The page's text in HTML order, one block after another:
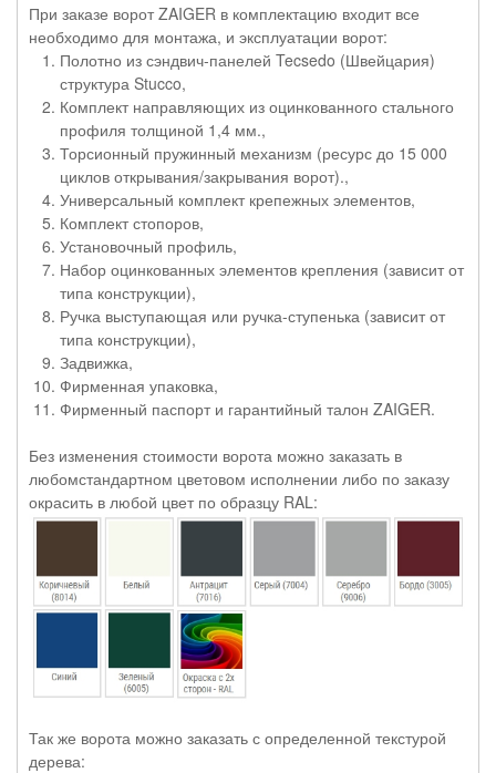
При заказе ворот ZAIGER в комплектацию входит все
необходимо для монтажа, и эксплуатации ворот:
Полотно из сэндвич-панелей Tecsedo (Швейцария)
структура Stucco,
Комплект направляющих из оцинкованного стального
профиля толщиной 1,4 мм.,
Торсионный пружинный механизм (ресурс до 15 000
циклов открывания/закрывания ворот).,
Универсальный комплект крепежных элементов,
Комплект стопоров,
Установочный профиль,
Набор оцинкованных элементов крепления (зависит от
типа конструкции),
Ручка выступающая или ручка-ступенька (зависит от
типа конструкции),
Задвижка,
Фирменная упаковка,
Фирменный паспорт и гарантийный талон ZAIGER.
Без изменения стоимости ворота можно заказать в
любомстандартном цветовом исполнении либо по заказу
окрасить в любой цвет по образцу RAL:
Так же ворота можно заказать с определенной текстурой
дерева: